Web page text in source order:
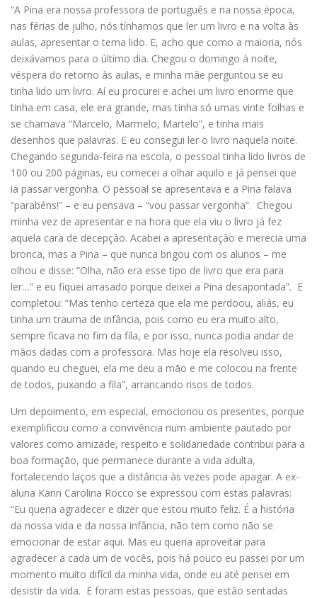
“A Pina era nossa professora de português e na nossa época,
nas férias de julho, nós tínhamos que ler um livro e na volta às
aulas, apresentar o tema lido. E, acho que como a maioria, nós
deixávamos para o último dia. Chegou o domingo à noite,
véspera do retorno às aulas, e minha mãe perguntou se eu
tinha lido um livro. Aí eu procurei e achei um livro enorme que
tinha em casa, ele era grande, mas tinha só umas vinte folhas e
se chamava “Marcelo, Marmelo, Martelo”, e tinha mais
desenhos que palavras. E eu consegui ler o livro naquela noite.
Chegando segunda-feira na escola, o pessoal tinha lido livros de
100 ou 200 páginas, eu comecei a olhar aquilo e já pensei que
ia passar vergonha. O pessoal se apresentava e a Pina falava
“parabéns!” – e eu pensava – “vou passar vergonha”. Chegou
minha vez de apresentar e na hora que ela viu o livro já fez
aquela cara de decepção. Acabei a apresentação e merecia uma
bronca, mas a Pina – que nunca brigou com os alunos – me
olhou e disse: “Olha, não era esse tipo de livro que era para
ler…” e eu fiquei arrasado porque deixei a Pina desapontada”. E
completou: “Mas tenho certeza que ela me perdoou, aliás, eu
tinha um trauma de infância, pois como eu era muito alto,
sempre ficava no fim da fila, e por isso, nunca podia andar de
mãos dadas com a professora. Mas hoje ela resolveu isso,
quando eu cheguei, ela me deu a mão e me colocou na frente
de todos, puxando a fila”, arrancando risos de todos.
Um depoimento, em especial, emocionou os presentes, porque
exemplificou como a convivência num ambiente pautado por
valores como amizade, respeito e solidariedade contribui para a
boa formação, que permanece durante a vida adulta,
fortalecendo laços que a distância às vezes pode apagar. A ex-
aluna Karin Carolina Rocco se expressou com estas palavras:
“Eu queria agradecer e dizer que estou muito feliz. É a história
da nossa vida e da nossa infância, não tem como não se
emocionar de estar aqui. Mas eu queria aproveitar para
agradecer a cada um de vocês, pois há pouco eu passei por um
momento muito difícil da minha vida, onde eu até pensei em
desistir da vida. E foram estas pessoas, que estão sentadas